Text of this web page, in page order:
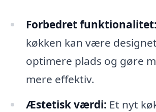
Forbedret funktionalitet:
køkken kan være
optimere plads og gøre
mere effektiv.
Æstetisk værdi: Et nyt